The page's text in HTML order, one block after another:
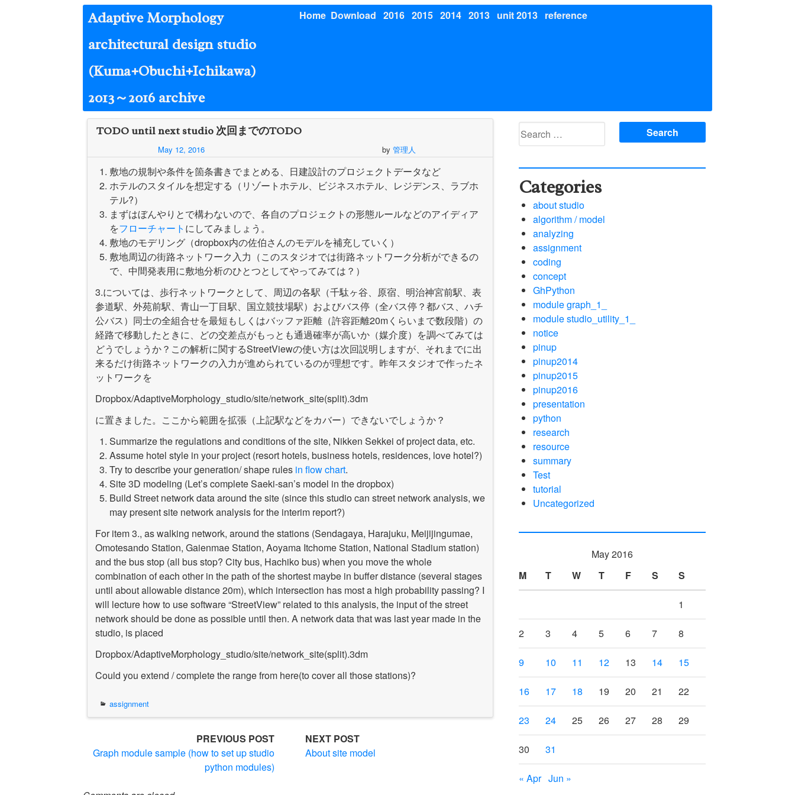
Skip
to
content
Adaptive Morphology
architectural design studio
(Kuma+Obuchi+Ichikawa)
2013～2016 archive
Home Download 2016 2015 2014 2013 unit 2013 reference
TODO until next studio 次回までのTODO
May 12, 2016 by 管理人
敷地の規制や条件を箇条書きでまとめる、日建設計のプロジェクトデータなど
ホテルのスタイルを想定する（リゾートホテル、ビジネスホテル、レジデンス、ラブホ
テル?）
まずはぼんやりとで構わないので、各自のプロジェクトの形態ルールなどのアイディア
をフローチャート にしてみましょう。
敷地のモデリング（dropbox内の佐伯さんのモデルを補充していく）
敷地周辺の街路ネットワーク入力（このスタジオでは街路ネットワーク分析ができるの
で、中間発表用に敷地分析のひとつとしてやってみては？）
3.については、歩行ネットワークとして、周辺の各駅（千駄ヶ谷、原宿、明治神宮前駅、表
参道駅、外苑前駅、青山一丁目駅、国立競技場駅）およびバス停（全バス停？都バス、ハチ
公バス）同士の全組合せを最短もしくはバッファ距離（許容距離20mくらいまで数段階）の
経路で移動したときに、どの交差点がもっとも通過確率が高いか（媒介度）を調べてみては
どうでしょうか？この解析に関するStreetViewの使い方は次回説明しますが、それまでに出
来るだけ街路ネットワークの入力が進められているのが理想です。昨年スタジオで作ったネ
ットワークを
Dropbox/AdaptiveMorphology_studio/site/network_site(split).3dm
に置きました。ここから範囲を拡張（上記駅などをカバー）できないでしょうか？
Summarize the regulations and conditions of the site, Nikken Sekkei of project data, etc.
Assume hotel style in your project (resort hotels, business hotels, residences, love hotel?)
Try to describe your generation/ shape rulesin flow chart.
Site 3D modeling (Let’s complete Saeki-san’s model in the dropbox)
Build Street network data around the site (since this studio can street network analysis, we
may present site network analysis for the interim report?)
For item 3., as walking network, around the stations (Sendagaya, Harajuku, Meijijingumae,
Omotesando Station, Gaienmae Station, Aoyama Itchome Station, National Stadium station)
and the bus stop (all bus stop? City bus, Hachiko bus) when you move the whole
combination of each other in the path of the shortest maybe in buffer distance (several stages
until about allowable distance 20m), which intersection has mosta high probability passing? I
will lecture how to use software “StreetView” related to this analysis, the input of the street
network should be doneas possibleuntil then. A network data that was last year made in the
studio, is placed
Dropbox/AdaptiveMorphology_studio/site/network_site(split).3dm
Could you extend / complete therange from here(to cover all those stations)?
assignment
navigation
PREVIOUS POST
Graph module sample (how to set up studio
python modules)
NEXT POST
About site model
Search
for:
Categories
about studio
algorithm / model
analyzing
assignment
coding
concept
GhPython
module graph_1_
module studio_utility_1_
notice
pinup
pinup2014
pinup2015
pinup2016
presentation
python
research
resource
summary
Test
tutorial
Uncategorized
May 2016
M
T W T F S S
1
2 3 4 5 6 7 8
9 10 11 12 13 14 15
16 17 18 19 20 21 22
23 24 25 26 27 28 29
30 31
« Apr Jun »